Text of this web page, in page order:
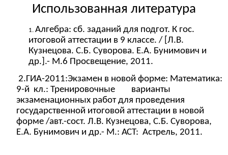
Использованная литература
Алгебра: сб. заданий для подгот. К гос.
итоговой аттестации в 9 классе. / [Л.В.
Кузнецова. С.Б. Суворова. Е.А. Бунимович и
др.].- М.6 Просвещение, 2011.
2.ГИА-2011:Экзамен в новой форме: Математика:
9-й кл.: Тренировочные варианты
экзаменационных работ для проведения
государственной итоговой аттестации в новой
форме /авт.-сост. Л.В. Кузнецова, С.Б. Суворова,
Е.А. Бунимович и др.- М.: АСТ: Астрель, 2011.